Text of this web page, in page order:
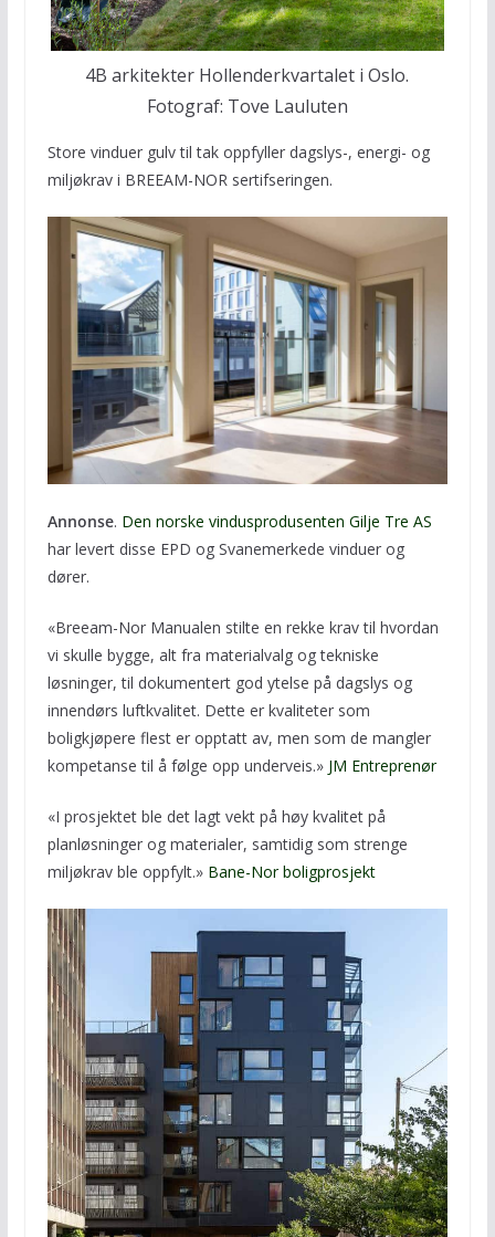
4B arkitekter Hollenderkvartalet i Oslo.
Fotograf: Tove Lauluten
Store vinduer gulv til tak oppfyller dagslys-, energi- og
miljøkrav i BREEAM-NOR sertifseringen.
Annonse. Den norske vindusprodusenten Gilje Tre AS
har levert disse EPD og Svanemerkede vinduer og
dører.
«Breeam-Nor Manualen stilte en rekke krav til hvordan
vi skulle bygge, alt fra materialvalg og tekniske
løsninger, til dokumentert god ytelse på dagslys og
innendørs luftkvalitet. Dette er kvaliteter som
boligkjøpere flest er opptatt av, men som de mangler
kompetanse til å følge opp underveis.» JM Entreprenør
«I prosjektet ble det lagt vekt på høy kvalitet på
planløsninger og materialer, samtidig som strenge
miljøkrav ble oppfylt.» Bane-Nor boligprosjekt